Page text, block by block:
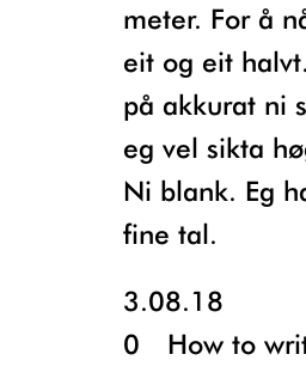
meter. For å
eit og eit
på akkurat ni
eg vel sikta
Ni blank. Eg
fine tal.
3.08.18
0
How to